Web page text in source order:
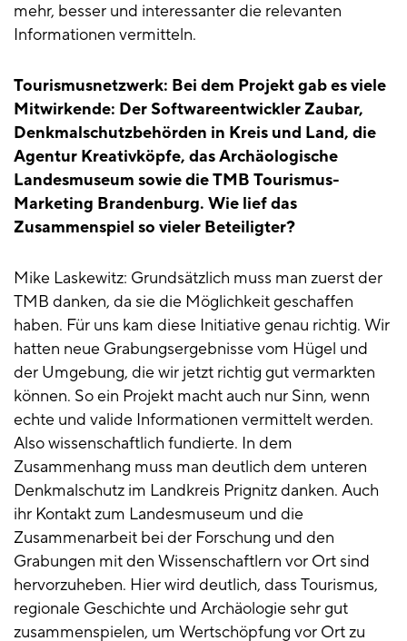
mehr, besser und interessanter die relevanten
Informationen vermitteln.
Tourismusnetzwerk: Bei dem Projekt gab es viele
Mitwirkende: Der Softwareentwickler Zaubar,
Denkmalschutzbehörden in Kreis und Land, die
Agentur Kreativköpfe, das Archäologische
Landesmuseum sowie die TMB Tourismus-
Marketing Brandenburg. Wie lief das
Zusammenspiel so vieler Beteiligter?
Mike Laskewitz: Grundsätzlich muss man zuerst der
TMB danken, da sie die Möglichkeit geschaffen
haben. Für uns kam diese Initiative genau richtig. Wir
hatten neue Grabungsergebnisse vom Hügel und
der Umgebung, die wir jetzt richtig gut vermarkten
können. So ein Projekt macht auch nur Sinn, wenn
echte und valide Informationen vermittelt werden.
Also wissenschaftlich fundierte. In dem
Zusammenhang muss man deutlich dem unteren
Denkmalschutz im Landkreis Prignitz danken. Auch
ihr Kontakt zum Landesmuseum und die
Zusammenarbeit bei der Forschung und den
Grabungen mit den Wissenschaftlern vor Ort sind
hervorzuheben. Hier wird deutlich, dass Tourismus,
regionale Geschichte und Archäologie sehr gut
zusammenspielen, um Wertschöpfung vor Ort zu